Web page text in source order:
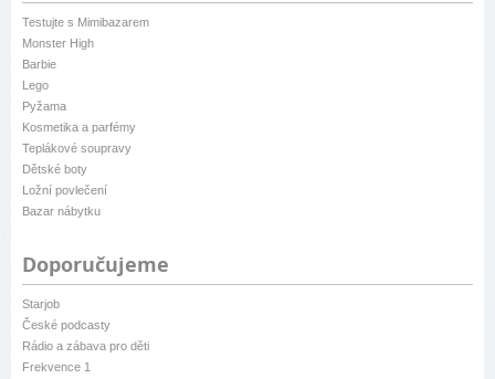
Testujte s Mimibazarem
Monster High
Barbie
Lego
Pyžama
Kosmetika a parfémy
Teplákové soupravy
Dětské boty
Ložní povlečení
Bazar nábytku
Doporučujeme
Starjob
České podcasty
Rádio a zábava pro děti
Frekvence 1